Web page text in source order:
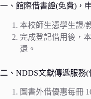
一、館際借書證(免費)，
本校師生憑學生證/
完成登記借用後，
還。
二、NDDS文獻傳遞服務(
圖書外借優惠每冊